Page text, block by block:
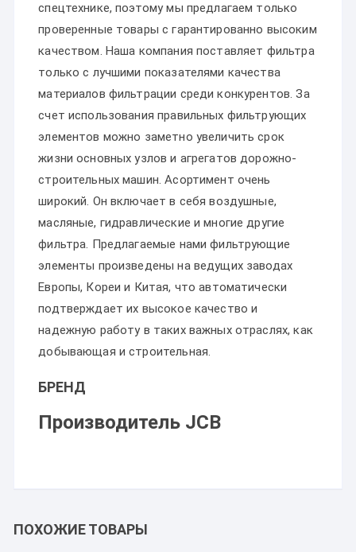
спецтехнике, поэтому мы предлагаем только
проверенные товары с гарантированно высоким
качеством. Наша компания поставляет фильтра
только с лучшими показателями качества
материалов фильтрации среди конкурентов. За
счет использования правильных фильтрующих
элементов можно заметно увеличить срок
жизни основных узлов и агрегатов дорожно-
строительных машин. Асортимент очень
широкий. Он включает в себя воздушные,
масляные, гидравлические и многие другие
фильтра. Предлагаемые нами фильтрующие
элементы произведены на ведущих заводах
Европы, Кореи и Китая, что автоматически
подтверждает их высокое качество и
надежную работу в таких важных отраслях, как
добывающая и строительная.
БРЕНД
Производитель JCB
ПОХОЖИЕ ТОВАРЫ